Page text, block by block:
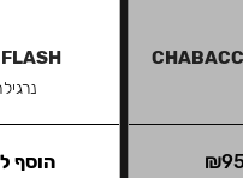
₪
FLASH
הוסף